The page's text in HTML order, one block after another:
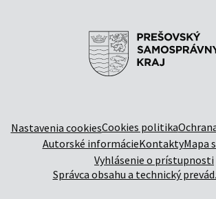
Nastavenia cookiesCookies politika
Autorské informácieKontaktyMapa
Vyhlásenie o prístupnosti
Správca obsahu a technický